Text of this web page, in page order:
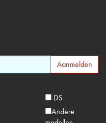
DS
Andere